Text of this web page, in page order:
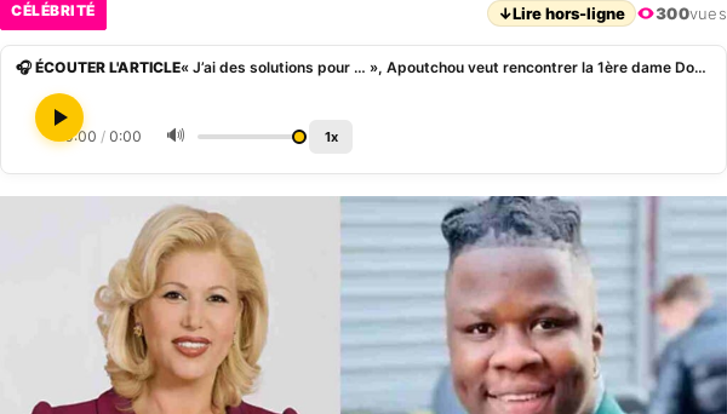
CÉLÉBRITÉ ↓Lire hors-ligne 300vues
🎧 ÉCOUTER L'ARTICLE « J’ai des solutions pour … », Apoutchou veut rencontrer la 1ère dame Dominique Ouattara
0:00 / 0:00 🔊 1x